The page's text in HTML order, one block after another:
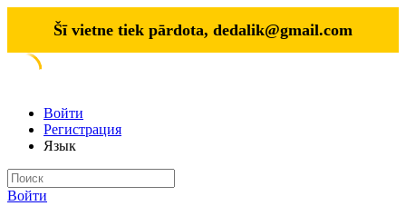
Šī vietne tiek pārdota, dedalik@gmail.com
Войти
Регистрация
Язык
Войти